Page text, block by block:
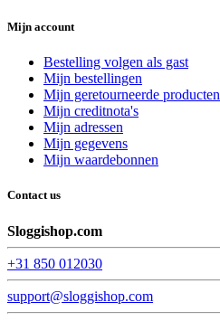
Mijn account
Bestelling volgen als gast
Mijn bestellingen
Mijn geretourneerde producten
Mijn creditnota's
Mijn adressen
Mijn gegevens
Mijn waardebonnen
Contact us
Sloggishop.com
+31 850 012030
support@sloggishop.com